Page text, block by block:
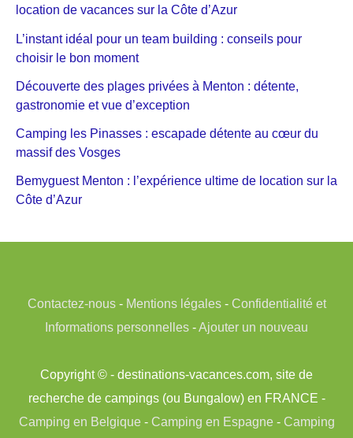
location de vacances sur la Côte d’Azur
L’instant idéal pour un team building : conseils pour
choisir le bon moment
Découverte des plages privées à Menton : détente,
gastronomie et vue d’exception
Camping les Pinasses : escapade détente au cœur du
massif des Vosges
Bemyguest Menton : l’expérience ultime de location sur la
Côte d’Azur
Contactez-nous- Mentions légales- Confidentialité et
Informations personnelles -Ajouter un nouveau
Copyright © - destinations-vacances.com, site de
recherche de campings (ou Bungalow) en FRANCE -
Camping en Belgique- Camping en Espagne- Camping